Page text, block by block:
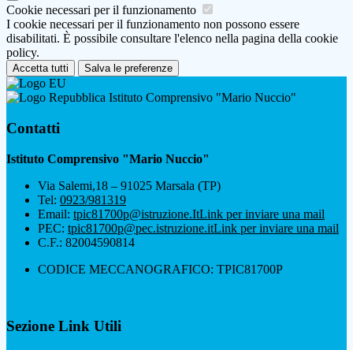
Cookie necessari per il funzionamento
I cookie necessari per il funzionamento non possono essere
disabilitati. È possibile consultare l'elenco nella pagina della cookie
policy.
Accetta tutti Salva le preferenze
Istituto Comprensivo "Mario Nuccio"
Contatti
Istituto Comprensivo "Mario Nuccio"
Via Salemi,18 – 91025 Marsala (TP)
Tel: 0923/981319
Email: tpic81700p@istruzione.ItLink per inviare una mail
PEC: tpic81700p@pec.istruzione.itLink per inviare una mail
C.F.: 82004590814
CODICE MECCANOGRAFICO: TPIC81700P
Sezione Link Utili